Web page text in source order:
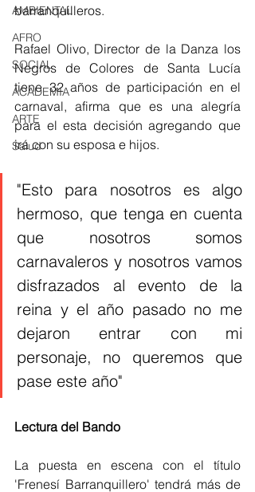
AMBIENTAL
AFRO
SOCIAL
ACADEMIA
ARTE
Salud
barranquilleros.
Rafael Olivo, Director de la Danza los
Negros de Colores de Santa Lucía
tiene 32 años de participación en el
carnaval, afirma que es una alegría
para el esta decisión agregando que
irá con su esposa e hijos.
"Esto para nosotros es algo
hermoso, que tenga en cuenta
que nosotros somos
carnavaleros y nosotros vamos
disfrazados al evento de la
reina y el año pasado no me
dejaron entrar con mi
personaje, no queremos que
pase este año"
Lectura del Bando
La puesta en escena con el título
'Frenesí Barranquillero' tendrá más de